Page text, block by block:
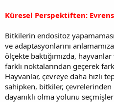
Küresel Perspektiften:
Bitkilerin endositoz
ve adaptasyonlarını
ölçekte baktığımızda,
farklı noktalarından geçerek
Hayvanlar, çevreye daha hızlı
sahipken, bitkiler,
dayanıklı olma yolunu